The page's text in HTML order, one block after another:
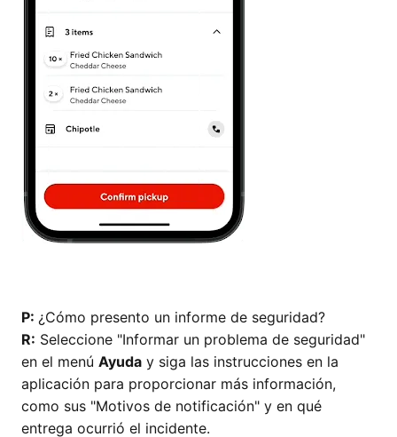
P: ¿Cómo presento un informe de seguridad?
R: Seleccione "Informar un problema de seguridad"
en el menú Ayuda y siga las instrucciones en la
aplicación para proporcionar más información,
como sus "Motivos de notificación" y en qué
entrega ocurrió el incidente.